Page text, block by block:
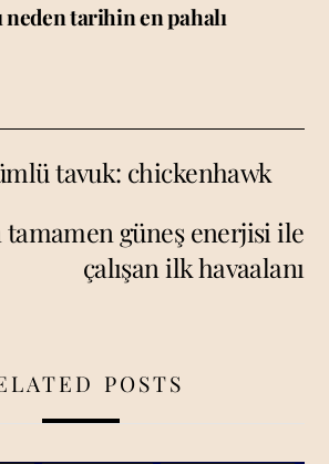
neden tarihin en pahalı
tavuk: chickenhawk
tamamen güneş enerjisi ile
çalışan ilk havaalanı
POSTS